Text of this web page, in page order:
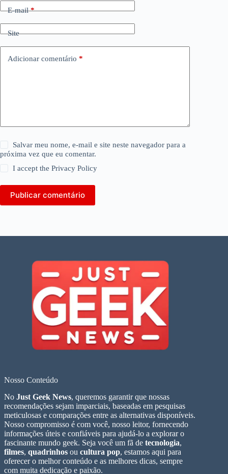
E-mail*
Site
Adicionar comentário *
Salvar meu nome, e-mail e site neste navegador para a
próxima vez que eu comentar.
I accept thePrivacy Policy
Publicar comentário
Nosso Conteúdo
No Just Geek News, queremos garantir que nossas
recomendações sejam imparciais, baseadas em pesquisas
meticulosas e comparações entre as alternativas disponíveis.
Nosso compromisso é com você, nosso leitor, fornecendo
informações úteis e confiáveis para ajudá-lo a explorar o
fascinante mundo geek. Seja você um fã de tecnologia,
filmes, quadrinhos ou cultura pop, estamos aqui para
oferecer o melhor conteúdo e as melhores dicas, sempre
com muita dedicação e paixão.